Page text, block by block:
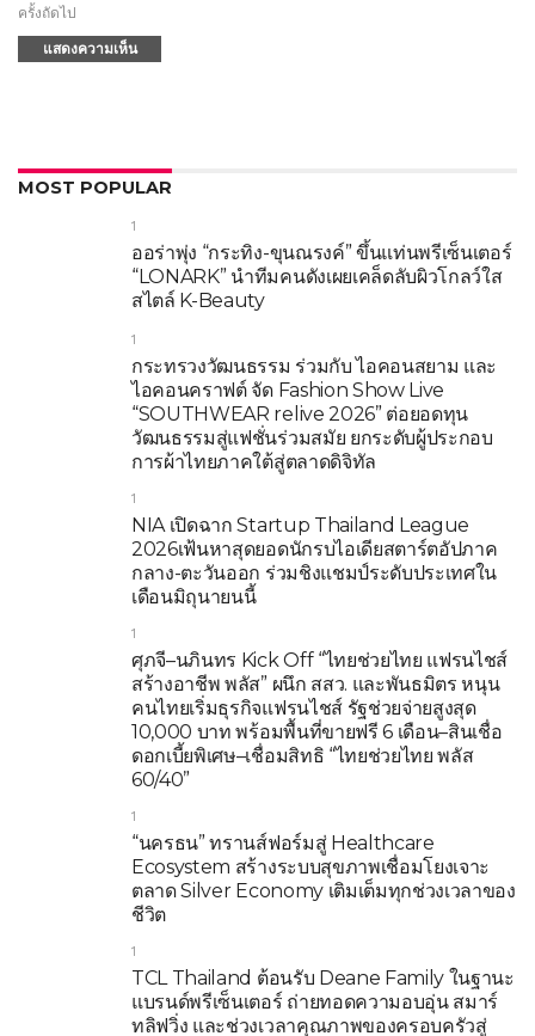
ครั้งถัดไป
MOST POPULAR
1
ออร่าพุ่ง “กระทิง-ขุนณรงค์” ขึ้นแท่นพรีเซ็นเตอร์
“LONARK” นำทีมคนดังเผยเคล็ดลับผิวโกลว์ใส
สไตล์ K-Beauty
1
กระทรวงวัฒนธรรม ร่วมกับ ไอคอนสยาม และ
ไอคอนคราฟต์ จัด Fashion Show Live
“SOUTHWEAR relive 2026” ต่อยอดทุน
วัฒนธรรมสู่แฟชั่นร่วมสมัย ยกระดับผู้ประกอบ
การผ้าไทยภาคใต้สู่ตลาดดิจิทัล
1
NIA เปิดฉาก Startup Thailand League
2026เฟ้นหาสุดยอดนักรบไอเดียสตาร์ตอัปภาค
กลาง-ตะวันออก ร่วมชิงแชมป์ระดับประเทศใน
เดือนมิถุนายนนี้
1
ศุภจี–นภินทร Kick Off “ไทยช่วยไทย แฟรนไชส์
สร้างอาชีพ พลัส” ผนึก สสว. และพันธมิตร หนุน
คนไทยเริ่มธุรกิจแฟรนไชส์ รัฐช่วยจ่ายสูงสุด
10,000 บาท พร้อมพื้นที่ขายฟรี 6 เดือน–สินเชื่อ
ดอกเบี้ยพิเศษ–เชื่อมสิทธิ “ไทยช่วยไทย พลัส
60/40”
1
“นครธน” ทรานส์ฟอร์มสู่ Healthcare
Ecosystem สร้างระบบสุขภาพเชื่อมโยงเจาะ
ตลาด Silver Economy เติมเต็มทุกช่วงเวลาของ
ชีวิต
1
TCL Thailand ต้อนรับ Deane Family ในฐานะ
แบรนด์พรีเซ็นเตอร์ ถ่ายทอดความอบอุ่น สมาร์
ทลิฟวิ่ง และช่วงเวลาคุณภาพของครอบครัวสู่